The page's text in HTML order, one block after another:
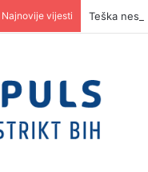
Najnovije vijesti